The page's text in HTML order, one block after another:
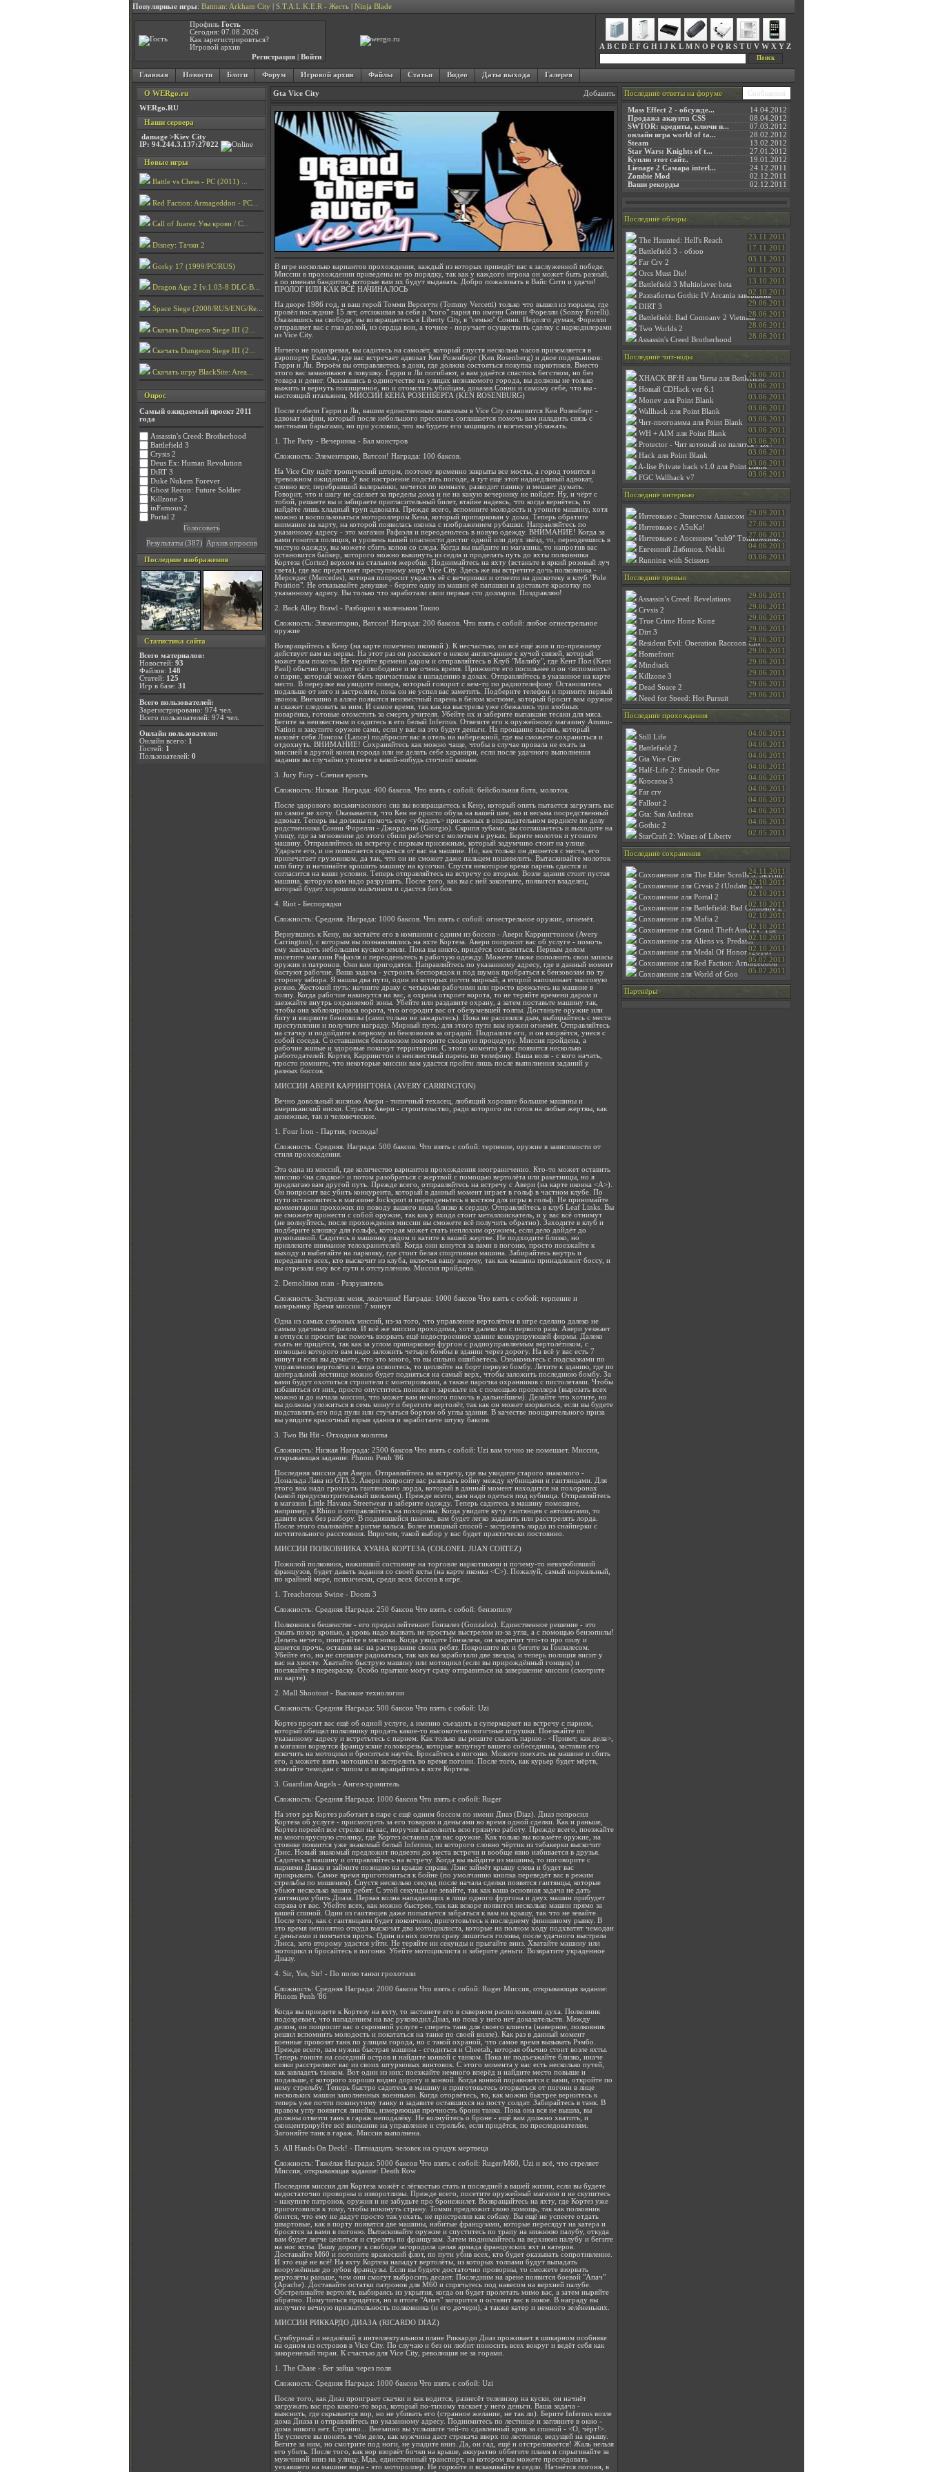
Популярные игры: Batman: Arkham City S.T.A.L.K.E.R - Жесть Ninja Blade
Профиль Гость
Сегодня: 07.08.2026
Как зарегистрировться?
Игровой архив
Регистрация
Войти
A B C D E F G H I J K L M N O P Q R S T U V W X Y Z
Главная Новости Блоги Форум Игровой архив Файлы Статьи Видео Даты выхода Галерея
О WERgo.ru
WERgo.RU
Наши сервера
damage >Kiev City
IP: 94.244.3.137:27022
Новые игры
Battle vs Chess - PC (2011) ...
Red Faction: Armageddon - PC...
Call of Juarez Узы крови / C...
Disney: Тачки 2
Gorky 17 (1999/PC/RUS)
Dragon Age 2 [v.1.03-8 DLC-B...
Space Siege (2008/RUS/ENG/Re...
Скачать Dungeon Siege III (2...
Скачать Dungeon Siege III (2...
Скачать игру BlackSite: Area...
Опрос
Самый ожидаемый проект 2011
года
Assassin's Creed: Brotherhood
Battlefield 3
Crysis 2
Deus Ex: Human Revolution
DiRT 3
Duke Nukem Forever
Ghost Recon: Future Soldier
Killzone 3
inFamous 2
Portal 2
Последние изображения
Статистика сайта
Всего материалов:
Новостей: 93
Файлов: 148
Статей: 125
Игр в базе: 31
Всего пользователей:
Зарегистрировано: 974 чел.
Всего пользователей: 974 чел.
Онлайн пользователи:
Онлайн всего: 1
Гостей: 1
Пользователей: 0
Gta Vice City Добавить
В игре несколько вариантов прохождения, каждый из которых приведёт вас к заслуженной победе.
Миссии в прохождении приведены не по порядку, так как у каждого игрока он может быть разный,
а по именам бандитов, которые вам их будут выдавать. Добро пожаловать в Вайс Сити и удачи!
ПРОЛОГ ИЛИ КАК ВСЁ НАЧИНАЛОСЬ
На дворе 1986 год, и ваш герой Томми Версетти (Tommy Vercetti) только что вышел из тюрьмы, где
провёл последние 15 лет, отсиживая за себя и "того" парня по имени Сонни Форелли (Sonny Forelli).
Оказавшись на свободе, вы возвращаетесь в Liberty City, в "семью" Сонни. Недолго думая, Форелли
отправляет вас с глаз долой, из сердца вон, а точнее - поручает осуществить сделку с наркодилерами
из Vice City.
Ничего не подозревая, вы садитесь на самолёт, который спустя несколько часов приземляется в
аэропорту Escobar, где вас встречает адвокат Кен Розенберг (Ken Rosenberg) и двое подельников:
Гарри и Ли. Втроём вы отправляетесь в доки, где должна состояться покупка наркотиков. Вместо
этого вас заманивают в ловушку. Гарри и Ли погибают, а вам удаётся спастись бегством, но без
товара и денег. Оказавшись в одиночестве на улицах незнакомого города, вы должны не только
выжить и вернуть похищенное, но и отомстить убийцам, доказав Сонни и самому себе, что вы -
настоящий итальянец. МИССИИ КЕНА РОЗЕНБЕРГА (KEN ROSENBURG)
После гибели Гарри и Ли, вашим единственным знакомым в Vice City становится Кен Розенберг -
адвокат мафии, который после небольшого прессинга соглашается помочь вам наладить связь с
местными барыгами, но при условии, что вы будете его защищать и всячески ублажать.
1. The Party - Вечеринка - Бал монстров
Сложность: Элементарно, Ватсон! Награда: 100 баксов.
На Vice City идёт тропический шторм, поэтому временно закрыты все мосты, а город томится в
тревожном ожидании. У вас настроение подстать погоде, а тут ещё этот надоедливый адвокат,
словно кот, перебравший валерьянки, мечется по комнате, разводит панику и мешает думать.
Говорит, что и шагу не сделает за пределы дома и не на какую вечеринку не пойдёт. Ну, и чёрт с
тобой, решаете вы и забираете пригласительный билет, втайне надеясь, что когда вернётесь, то
найдёте лишь хладный труп адвоката. Прежде всего, вспомните молодость и угоните машину, хотя
можно и воспользоваться мотороллером Кена, который припаркован у дома. Теперь обратите
внимание на карту, на которой появилась иконка с изображением рубашки. Направляйтесь по
указанному адресу - это магазин Рафаэля и переоденьтесь в новую одежду. ВНИМАНИЕ! Когда за
вами гонится полиция, и уровень вашей опасности достиг одной или двух звёзд, то, переодевшись в
чистую одежду, вы можете сбить копов со следа. Когда вы выйдите из магазина, то напротив вас
остановится байкер, которого можно выкинуть из седла и проделать путь до яхты полковника
Кортеза (Cortez) верхом на стальном жеребце. Поднимайтесь на яхту (встаньте в яркий розовый луч
света), где вас представят преступному миру Vice City. Здесь же вы встретите дочь полковника -
Мерседес (Mercedes), которая попросит украсть её с вечеринки и отвезти на дискотеку в клуб "Pole
Position". Не отказывайте девушке - берите одну из машин её папашки и доставьте красотку по
указанному адресу. Вы только что заработали свои первые сто долларов. Поздравляю!
2. Back Alley Brawl - Разборки в маленьком Токио
Сложность: Элементарно, Ватсон! Награда: 200 баксов. Что взять с собой: любое огнестрельное
оружие
Возвращайтесь к Кену (на карте помечено иконкой ). К несчастью, он всё ещё жив и по-прежнему
действует вам на нервы. На этот раз он расскажет о неком англичанине с кучей связей, который
может вам помочь. Не теряйте времени даром и отправляйтесь в Клуб "Малибу", где Кент Пол (Kent
Paul) обычно проводит всё свободное и не очень время. Прижмите его посильнее и он <вспомнить>
о парне, который может быть причастным к нападению в доках. Отправляйтесь в указанное на карте
место. В переулке вы увидите повара, который говорит с кем-то по радиотелефону. Остановитесь
подальше от него и застрелите, пока он не успел вас заметить. Подберите телефон и примите первый
звонок. Внезапно в аллее появится неизвестный парень в белом костюме, который бросит вам оружие
и скажет следовать за ним. И самое время, так как на выстрелы уже сбежались три злобных
поварёнка, готовые отомстить за смерть учителя. Убейте их и заберите выпавшие тесаки для мяса.
Бегите за неизвестным и садитесь в его белый Infernus. Отвезите его к оружейному магазину Ammu-
Nation и закупите оружие сами, если у вас на это будут деньги. На прощание парень, который
назовёт себя Лэнсом (Lance) подбросит вас в отель на набережной, где вы сможете сохраниться и
отдохнуть. ВНИМАНИЕ! Сохраняйтесь как можно чаще, чтобы в случае провала не ехать за
миссией в другой конец города или не делать себе харакири, если после удачного выполнения
задания вы случайно утонете в какой-нибудь сточной канаве.
3. Jury Fury - Слепая ярость
Сложность: Низкая. Награда: 400 баксов. Что взять с собой: бейсбольная бита, молоток.
После здорового восьмичасового сна вы возвращаетесь к Кену, который опять пытается загрузить вас
по самое не хочу. Оказывается, что Кен не просто обуза на вашей шее, но и весьма посредственный
адвокат. Теперь вы должны помочь ему <убедить> присяжных в оправдательном вердикте по делу
родственника Сонни Форелли - Джорджио (Giorgio). Скрипя зубами, вы соглашаетесь и выходите на
улицу, где за мгновение до этого сбили рабочего с молотком в руках. Берите молоток и угоните
машину. Отправляйтесь на встречу с первым присяжным, который задумчиво стоит на улице.
Ударьте его, и он попытается скрыться от вас на машине. Но, как только он двинется с места, его
припечатает грузовиком, да так, что он не сможет даже пальцем пошевелить. Вытаскивайте молоток
или биту и начинайте крошить машину на кусочки. Спустя некоторое время парень сдастся и
согласится на ваши условия. Теперь отправляйтесь на встречу со вторым. Возле здания стоит пустая
машина, которую вам надо разрушить. После того, как вы с ней закончите, появится владелец,
который будет хорошим мальчиком и сдастся без боя.
4. Riot - Беспорядки
Сложность: Средняя. Награда: 1000 баксов. Что взять с собой: огнестрельное оружие, огнемёт.
Вернувшись к Кену, вы застаёте его в компании с одним из боссов - Авери Каррингтоном (Avery
Carrington), с которым вы познакомились на яхте Кортеза. Авери попросит вас об услуге - помочь
ему завладеть небольшим куском земли. Пока вы никто, придётся согласиться. Первым делом
посетите магазин Рафаэля и переоденьтесь в рабочую одежду. Можете также пополнить свои запасы
оружия и патронов. Они вам пригодятся. Направляйтесь по указанному адресу, где в данный момент
бастуют рабочие. Ваша задача - устроить беспорядок и под шумок пробраться к бензовозам по ту
сторону забора. Я нашла два пути, один из которых почти мирный, а второй напоминает массовую
резню. Жестокий путь: начните драку с четырьмя рабочими или просто врежьтесь на машине в
толпу. Когда рабочие накинутся на вас, а охрана откроет ворота, то не теряйте времени даром и
заезжайте внутрь охраняемой зоны. Убейте или раздавите охрану, а затем поставьте машину так,
чтобы она заблокировала ворота, что огородит вас от обезумевшей толпы. Достаньте оружие или
биту и взорвите бензовозы (сами только не зажарьтесь). Пока не рассеялся дым, выбирайтесь с места
преступления и получите награду. Мирный путь: для этого пути вам нужен огнемёт. Отправляйтесь
на стачку и подойдите к первому из бензовозов за оградой. Подпалите его, и он взорвётся, унеся с
собой соседа. С оставшимся бензовозом повторите сходную процедуру. Миссия пройдена, а
рабочие живые и здоровые покинут территорию. С этого момента у вас появится несколько
работодателей: Кортез, Каррингтон и неизвестный парень по телефону. Ваша воля - с кого начать,
просто помните, что некоторые миссии вам удастся пройти лишь после выполнения заданий у
разных боссов.
МИССИИ АВЕРИ КАРРИНГТОНА (AVERY CARRINGTON)
Вечно довольный жизнью Авери - типичный техасец, любящий хорошие большие машины и
американский виски. Страсть Авери - строительство, ради которого он готов на любые жертвы, как
денежные, так и человеческие.
1. Four Iron - Партия, господа!
Сложность: Средняя. Награда: 500 баксов. Что взять с собой: терпение, оружие в зависимости от
стиля прохождения.
Эта одна из миссий, где количество вариантов прохождения неограниченно. Кто-то может оставить
миссию <на сладкое> и потом разобраться с жертвой с помощью вертолёта или ракетницы, но я
предлагаю вам другой путь. Прежде всего, отправляйтесь на встречу с Авери (на карте иконка <А>).
Он попросит вас убить конкурента, который в данный момент играет в гольф в частном клубе. По
пути остановитесь в магазине Jocksport и переоденьтесь в костюм для игры в гольф. Не принимайте
комментарии прохожих по поводу вашего вида близко к сердцу. Отправляйтесь в клуб Leaf Links. Вы
не сможете пронести с собой оружие, так как у входа стоит металлоискатель, и у вас всё отнимут
(не волнуйтесь, после прохождения миссии вы сможете всё получить обратно). Заходите в клуб и
подберите клюшку для гольфа, которая может стать неплохим оружием, если дело дойдёт до
рукопашной. Садитесь в машинку рядом и катите к вашей жертве. Не подходите близко, но
привлеките внимание телохранителей. Когда они кинутся за вами в погоню, просто поезжайте к
выходу и выбегайте на парковку, где стоит белая спортивная машина. Забирайтесь внутрь и
передавите всех, кто выскочит из клуба, включая вашу жертву, так как машина принадлежит боссу, и
вы отрезали ему все пути к отступлению. Миссия пройдена.
2. Demolition man - Разрушитель
Сложность: Застрели меня, лодочник! Награда: 1000 баксов Что взять с собой: терпение и
валерьянку Время миссии: 7 минут
Одна из самых сложных миссий, из-за того, что управление вертолётом в игре сделано далеко не
самым удачным образом. И всё же миссия проходима, хотя далеко не с первого раза. Авери уезжает
в отпуск и просит вас помочь взорвать ещё недостроенное здание конкурирующей фирмы. Далеко
ехать не придётся, так как за углом припаркован фургон с радиоуправляемым вертолётиком, с
помощью которого вам надо заложить четыре бомбы в здании через дорогу. На всё у вас есть 7
минут и если вы думаете, что это много, то вы сильно ошибаетесь. Ознакомьтесь с подсказками по
управлению вертолёта и когда освоитесь, то цепляйте на борт первую бомбу. Летите к зданию, где по
центральной лестнице можно будет подняться на самый верх, чтобы заложить последнюю бомбу. За
вами будут охотиться строители с монтировками, а также парочка охранников с пистолетами. Чтобы
избавиться от них, просто опуститесь пониже и зарежьте их с помощью пропеллера (вырезать всех
можно и до начала миссии, что может вам немного помочь в дальнейшем). Делайте что хотите, но
вы должны уложиться в семь минут и берегите вертолёт, так как он может взорваться, если вы будете
подставлять его под пули или стучаться бортом об углы здания. В качестве поощрительного приза
вы увидите красочный взрыв здания и заработаете штуку баксов.
3. Two Bit Hit - Отходная молитва
Сложность: Низкая Награда: 2500 баксов Что взять с собой: Uzi вам точно не помешает. Миссия,
открывающая задание: Phnom Penh '86
Последняя миссия для Авери. Отправляйтесь на встречу, где вы увидите старого знакомого -
Дональда Лава из GTA 3. Авери попросит вас развязать войну между кубинцами и гаитянцами. Для
этого вам надо грохнуть гаитянского лорда, который в данный момент находится на похоронах
(какой предусмотрительный шельмец). Прежде всего, вам надо одеться под кубинца. Отправляйтесь
в магазин Little Havana Streetwear и заберите одежду. Теперь садитесь в машину помощнее,
например, в Rhino и отправляйтесь на похороны. Когда увидите кучу гаитянцев с автоматами, то
давите всех без разбору. В поднявшейся панике, вам будет легко задавить или расстрелять лорда.
После этого сваливайте в ритме вальса. Более изящный способ - застрелить лорда из снайперки с
почтительного расстояния. Впрочем, такой выбор у вас будет практически постоянно.
МИССИИ ПОЛКОВНИКА ХУАНА КОРТЕЗА (COLONEL JUAN CORTEZ)
Пожилой полковник, наживший состояние на торговле наркотиками и почему-то невзлюбивший
французов, будет давать задания со своей яхты (на карте иконка <С>). Пожалуй, самый нормальный,
по крайней мере, психически, среди всех боссов в игре.
1. Treacherous Swine - Doom 3
Сложность: Средняя Награда: 250 баксов Что взять с собой: бензопилу
Полковник в бешенстве - его предал лейтенант Гонзалез (Gonzalez). Единственное решение - это
смыть позор кровью, а кровь надо вызвать не простым выстрелом из-за угла, а с помощью бензопилы!
Делать нечего, поиграйте в мясника. Когда увидите Гонзалеза, он закричит что-то про пилу и
кинется прочь, оставив вас на растерзание своих ребят. Покрошите их и бегите за Гонзалесом.
Убейте его, но не спешите радоваться, так как вы заработали две звезды, и теперь полиция висит у
вас на хвосте. Хватайте быструю машину или мотоцикл (если вы прирождённый гонщик) и
поезжайте в перекраску. Особо прыткие могут сразу отправиться на завершение миссии (смотрите
по карте).
2. Mall Shootout - Высокие технологии
Сложность: Средняя Награда: 500 баксов Что взять с собой: Uzi
Кортез просит вас ещё об одной услуге, а именно съездить в супермаркет на встречу с парнем,
который обещал полковнику продать какие-то высокотехнологичные игрушки. Поезжайте по
указанному адресу и встретьтесь с парнем. Как только вы решите сказать парню - <Привет, как дела>,
в магазин ворвутся французские головорезы, которые вспугнут вашего собеседника, заставив его
вскочить на мотоцикл и броситься наутёк. Бросайтесь в погоню. Можете поехать на машине и сбить
его, а можете взять мотоцикл и застрелить во время погони. После того, как курьер будет мёртв,
хватайте чемодан с чипом и возвращайтесь к яхте Кортеза.
3. Guardian Angels - Ангел-хранитель
Сложность: Средняя Награда: 1000 баксов Что взять с собой: Ruger
На этот раз Кортез работает в паре с ещё одним боссом по имени Диаз (Diaz). Диаз попросил
Кортеза об услуге - присмотреть за его товаром и деньгами во время одной сделки. Как и раньше,
Кортез перевёл все стрелки на вас, поручив выполнить всю грязную работу. Прежде всего, поезжайте
на многоярусную стоянку, где Кортез оставил для вас оружие. Как только вы возьмёте оружие, на
стоянке появится уже знакомый белый Infernus, из которого словно чёртик из табакерки выскочит
Лэнс. Новый знакомый предложит подвезти до места встречи и вообще явно набивается в друзья.
Садитесь в машину и отправляйтесь на встречу. Когда вы выйдите из машины, то поговорите с
парнями Диаза и займите позицию на крыше справа. Лэнс займёт крышу слева и будет вас
прикрывать. Самое время приготовиться к бойне (по умолчанию кнопка переведёт вас в режим
стрельбы по мишеням). Спустя несколько секунд после начала сделки появятся гаитянцы, которые
убьют несколько ваших ребят. С этой секунды не зевайте, так как ваша основная задача не дать
гаитянцам убить Диаза. Первая волна нападающих в лице одного фургона и двух машин прибудет
справа от вас. Убейте всех, как можно быстрее, так как вскоре появится несколько машин прямо за
вашей спиной. Один из гаитянцев даже попытается забраться к вам на крышу, так что не зевайте.
После того, как с гаитянцами будет покончено, приготовьтесь к последнему финишному рывку. В
это время непонятно откуда выскочат два мотоциклиста, которые на полном ходу подхватят чемодан
с деньгами и помчатся прочь. Один из них почти сразу лишиться головы, после удачного выстрела
Лэнса, зато второму удастся уйти. Не теряйте ни секунды и прыгайте вниз. Хватайте машину или
мотоцикл и бросайтесь в погоню. Убейте мотоциклиста и заберите деньги. Возвратите украденное
Диазу.
4. Sir, Yes, Sir! - По полю танки грохотали
Сложность: Средняя Награда: 2000 баксов Что взять с собой: Ruger Миссия, открывающая задание:
Phnom Penh '86
Когда вы приедете к Кортезу на яхту, то застанете его в скверном расположении духа. Полковник
подозревает, что нападением на вас руководил Диаз, но пока у него нет доказательств. Между
делом, он попросит вас о скромной услуге - спереть танк для своего клиента (наверное, полковник
решил вспомнить молодость и покататься на танке по своей вилле). Как раз в данный момент
военные провозят танк по улицам города, но с такой охраной, что самое время вызывать Рэмбо.
Прежде всего, вам нужна быстрая машина - сгодиться и Cheetah, которая обычно стоит возле яхты.
Теперь гоните на соседний остров и найдите конвой с танком. Пока не подъезжайте близко, иначе
вояки расстреляют вас из своих штурмовых винтовок. С этого момента у вас есть несколько путей,
как завладеть танком. Вот один из них: поезжайте немного вперёд и найдите место повыше и
подальше, с которого хорошо видно дорогу и конвой. Когда конвой поравняется с вами, откройте по
нему стрельбу. Теперь быстро садитесь в машину и приготовьтесь оторваться от погони в лице
нескольких машин заполненных военными. Когда оторвётесь, то, как можно быстрее вернитесь к
теперь уже почти покинутому танку и задавите оставшихся на посту солдат. Забирайтесь в танк. В
правом углу появится линейка, измеряющая прочность брони танка. Пока она вся не вышла, вы
должны отвезти танк в гараж неподалёку. Не волнуйтесь о броне - ещё вам должно хватить, и
сконцентрируйте всё внимание на управление и стрельбе, если придётся, по преследователям.
Загоняйте танк в гараж. Миссия выполнена.
5. All Hands On Deck! - Пятнадцать человек на сундук мертвеца
Сложность: Тяжёлая Награда: 5000 баксов Что взять с собой: Ruger/M60, Uzi и всё, что стреляет
Миссия, открывающая задание: Death Row
Последняя миссия для Кортеза можёт с лёгкостью стать и последней в вашей жизни, если вы будете
недостаточно проворны и изворотливы. Прежде всего, посетите оружейный магазин и не скупитесь
- накупите патронов, оружия и не забудьте про бронежилет. Возвращайтесь на яхту, где Кортез уже
приготовился к тому, чтобы покинуть страну. Томми предложит свою помощь, так как полковник
боится, что ему не дадут просто так уехать, не пристрелив как собаку. Вы ещё не успеете отдать
швартовые, как в порту появятся две машины, набитые французами, которые пересядут на катера и
бросятся за вами в погоню. Вытаскивайте оружие и спуститесь по трапу на нижнюю палубу, откуда
вам будет легче целиться и стрелять по французам. Затем поднимайтесь на верхнюю палубу и бегите
на нос яхты. Вашу дорогу к свободе загородила целая армада французских яхт и катеров.
Доставайте M60 и потопите вражеский флот, по пути убив всех, кто будет оказывать сопротивление.
И это ещё не всё! На яхту Кортеза нападут вертолёты, из которых толпами будут выпадать
вооружённые до зубов французы. Если вы будете достаточно проворны, то сможете взорвать
вертолёты раньше, чем они смогут выбросить десант. Последним на арене появится боевой "Апач"
(Apache). Доставайте остатки патронов для M60 и спрячьтесь под навесом на верхней палубе.
Обстреливайте вертолёт, выбираясь из укрытия, когда он будет пролетать мимо вас, а затем ныряйте
обратно. Помучиться придётся, но в итоге "Апач" загорится и оставит вас в покое. В награду вы
получите вечную признательность полковника (и его дочери), а также катер и немного зелёненьких.
МИССИИ РИККАРДО ДИАЗА (RICARDO DIAZ)
Сумбурный и недалёкий в интеллектуальном плане Риккардо Диаз проживает в шикарном особняке
на одном из островов в Vice City. По случаю и без он любит поносить всех вокруг и ведёт себя как
закоренелый тиран. К счастью для Vice City, революция не за горами.
1. The Chase - Бег зайца через поля
Сложность: Средняя Награда: 1000 баксов Что взять с собой: Uzi
После того, как Диаз проиграет скачки и как водится, разнесёт телевизор на куски, он начнёт
загружать вас про какого-то вора, который по-тихому таскает у него деньги. Ваша задача -
выяснить, где скрывается вор, но не убивать его (странное желание, не так ли). Берите Infernus возле
дома Диаза и отправляйтесь по указанному адресу. Поднимитесь по лестнице и загляните в окно -
дома никого нет. Странно... Внезапно вы услышите чей-то сдавленный крик за спиной - <О, чёрт!>.
Не успеете вы понять в чём дело, как мужчина даст стрекача вверх по лестнице, ведущей на крышу.
Бегите за ним, но смотрите под ноги, не упадите вниз. Да, он гад, ещё и отстреливается! Жаль нельзя
его убить. После того, как вор взорвёт бочки на крыше, аккуратно оббегите пламя и спрыгивайте за
мужчиной вниз на улицу. Мда, единственный транспорт, на котором вы можете преследовать
уехавшего на машине вора - это мотороллер. Не горюйте и вскакивайте в седло. Начнётся погоня, в
Последние ответы на форуме Сообщения
Mass Effect 2 - обсужде...
14.04.2012
Продажа акаунта CSS
08.04.2012
SWTOR: кредиты, ключи и...
07.03.2012
онлайн игра world of ta...
28.02.2012
Steam
13.02.2012
Star Wars: Knights of t...
27.01.2012
Куплю этот сайт..
19.01.2012
Lienage 2 Самара interl...
24.12.2011
Zombie Mod
02.12.2011
Ваши рекорды
02.12.2011
Последние обзоры
The Haunted: Hell's Reach
23.11.2011
Battlefield 3 - обзор
17.11.2011
Far Cry 2
03.11.2011
Orcs Must Die!
01.11.2011
Battlefield 3 Multiplayer beta
13.10.2011
Разработка Gothic IV Arcania завершена
02.10.2011
DIRT 3
29.06.2011
Battlefield: Bad Company 2 Vietnam28.06.2011
Two Worlds 2
28.06.2011
Assassin's Creed Brotherhood
28.06.2011
Последние чит-коды
XHACK BF:H для Читы для Battlefield
Heroes
26.06.2011
Новый CDHack ver 6.1
03.06.2011
Money для Point Blank
03.06.2011
Wallhack для Point Blank
03.06.2011
Чит-программа для Point Blank
"Армагедон"
03.06.2011
WH + AIM для Point Blank
03.06.2011
Protector - Чит который не палится+ Вх+
АИМ
03.06.2011
Hack для Point Blank
03.06.2011
A-lise Private hack v1.0 для Point Blank03.06.2011
FGC Wallhack v7
03.06.2011
Последние интервью
Интервью с Эрнестом Адамсом 29.09.2011
Интервью с A5uKa!
27.06.2011
Интервью с Арсением "ceh9" Триноженко:
27.06.2011
Евгениий Дябинов, Nekki
04.06.2011
Running with Scissors
03.06.2011
Последние превью
Assassin’s Creed: Revelations
29.06.2011
Crysis 2
29.06.2011
True Crime Hong Kong
29.06.2011
Dirt 3
29.06.2011
Resident Evil: Operation Racсoon City29.06.2011
Homefront
29.06.2011
Mindjack
29.06.2011
Killzone 3
29.06.2011
Dead Space 2
29.06.2011
Need for Speed: Hot Pursuit
29.06.2011
Последние прохождения
Still Life
04.06.2011
Battlefield 2
04.06.2011
Gta Vice City
04.06.2011
Half-Life 2: Episode One
04.06.2011
Корсары 3
04.06.2011
Far cry
04.06.2011
Fallout 2
04.06.2011
Gta: San Andreas
04.06.2011
Gothic 2
04.06.2011
StarСraft 2: Wings of Liberty
02.05.2011
Последние сохранения
Сохранение для The Elder Scrolls 5: Skyrim
(100%)
24.11.2011
Сохранение для Crysis 2 (Update 2.0)02.10.2011
Сохранение для Portal 2
02.10.2011
Сохранение для Battlefield: Bad Company 2
02.10.2011
Сохранение для Mafia 2
02.10.2011
Сохранение для Grand Theft Auto IV: The
Ballad of Gay Tony
02.10.2011
Сохранение для Aliens vs. Predator02.10.2011
Сохранение для Medal Of Honor (2010)
02.10.2011
Сохранение для Red Faction: Armageddon
05.07.2011
Сохранение для World of Goo
05.07.2011
Партнёры